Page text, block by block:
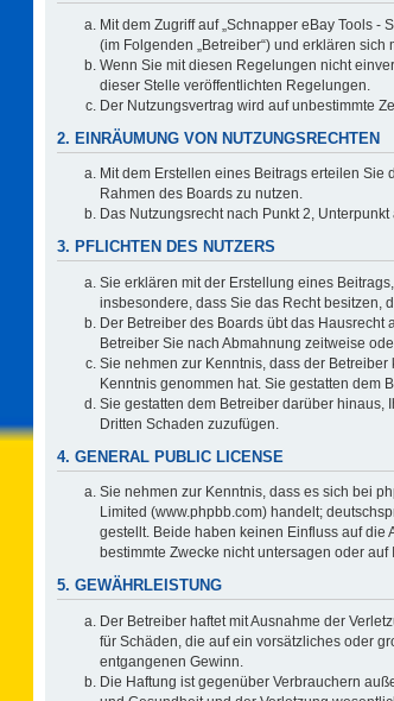
Mit dem Zugriff auf „Schnapper eBay Tools
(im Folgenden „Betreiber“) und erklären
Wenn Sie mit diesen Regelungen nicht
dieser Stelle veröffentlichten Regelungen.
Der Nutzungsvertrag wird auf unbestimmte
2. EINRÄUMUNG VON NUTZUNGSRECHTEN
Mit dem Erstellen eines Beitrags erteilen
Rahmen des Boards zu nutzen.
Das Nutzungsrecht nach Punkt 2,
3. PFLICHTEN DES NUTZERS
Sie erklären mit der Erstellung eines
insbesondere, dass Sie das Recht besitzen,
Der Betreiber des Boards übt das
Betreiber Sie nach Abmahnung zeitweise
Sie nehmen zur Kenntnis, dass der
Kenntnis genommen hat. Sie gestatten dem
Sie gestatten dem Betreiber darüber hinaus,
Dritten Schaden zuzufügen.
4. GENERAL PUBLIC LICENSE
Sie nehmen zur Kenntnis, dass es sich bei
Limited (www.phpbb.com) handelt;
gestellt. Beide haben keinen Einfluss auf die
bestimmte Zwecke nicht untersagen oder
5. GEWÄHRLEISTUNG
Der Betreiber haftet mit Ausnahme der
für Schäden, die auf ein vorsätzliches oder
entgangenen Gewinn.
Die Haftung ist gegenüber Verbrauchern